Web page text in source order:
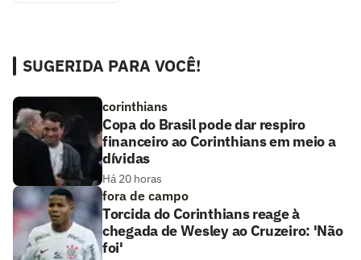
SUGERIDA PARA VOCÊ!
corinthians
Copa do Brasil pode dar respiro
financeiro ao Corinthians em meio a
dívidas
Há 20 horas
fora de campo
Torcida do Corinthians reage à
chegada de Wesley ao Cruzeiro: 'Não
foi'